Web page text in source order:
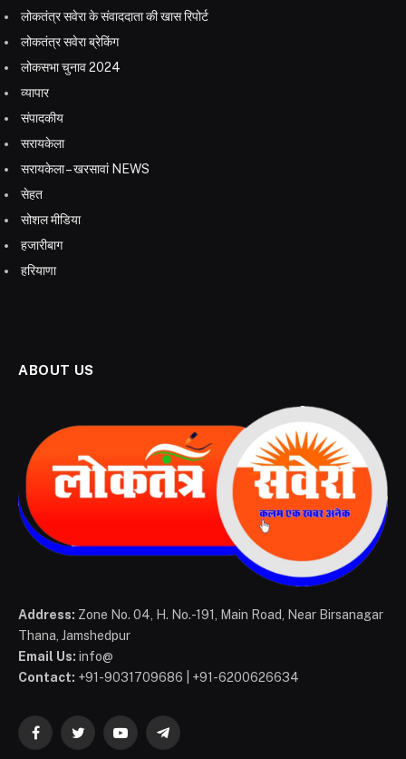
लोकतंत्र सवेरा के संवाददाता की खास रिपोर्ट
लोकतंत्र सवेरा ब्रेकिंग
लोकसभा चुनाव 2024
व्यापार
संपादकीय
सरायकेला
सरायकेला – खरसावां NEWS
सेहत
सोशल मीडिया
हजारीबाग
हरियाणा
ABOUT US
Address: Zone No. 04, H. No.-191, Main Road, Near Birsanagar
Thana, Jamshedpur
Email Us: info@
Contact: +91-9031709686 | +91-6200626634
FacebookTwitterYouTubeTelegram